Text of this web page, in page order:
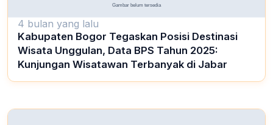
4 bulan yang lalu
Kabupaten Bogor Tegaskan Posisi Destinasi
Wisata Unggulan, Data BPS Tahun 2025:
Kunjungan Wisatawan Terbanyak di Jabar